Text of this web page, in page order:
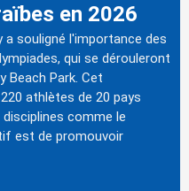
en 2026
a souligné l'importance des
qui se dérouleront
Beach Park. Cet
athlètes de 20 pays
comme le
est de promouvoir